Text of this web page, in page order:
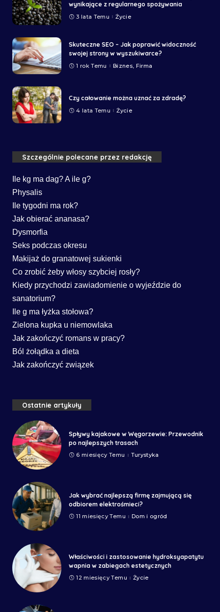
wynikające z regularnego spożywania
3 lata Temu Życie
Skuteczne SEO – Jak poprawić widoczność
swojej strony w wyszukiwarce?
1 rok Temu Biznes, Firma
Czy całowanie można uznać za zdradę?
4 lata Temu Życie
Szczególnie polecane przez redakcję
Ile kg ma dag? A ile g?
Physalis
Ile tygodni ma rok?
Jak obierać ananasa?
Dysmorfia
Seks podczas okresu
Makijaż do granatowej sukienki
Co zrobić żeby włosy szybciej rosły?
Kiedy przychodzi zawiadomienie o wyjeździe do
sanatorium?
Ile g ma łyżka stołowa?
Zielona kupka u niemowlaka
Jak zakończyć romans w pracy?
Ból żołądka a dieta
Jak zakończyć związek
Ostatnie artykuły
Spływy kajakowe w Węgorzewie: Przewodnik
po najlepszych trasach
6 miesięcy Temu Turystyka
Jak wybrać najlepszą firmę zajmującą się
odbiorem elektrośmieci?
11 miesięcy Temu Dom i ogród
Właściwości i zastosowanie hydroksyapatytu
wapnia w zabiegach estetycznych
12 miesięcy Temu Życie